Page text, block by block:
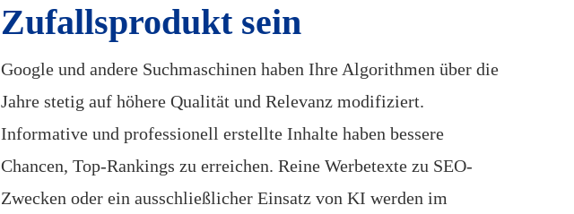
Zufallsprodukt sein
Google und andere Suchmaschinen haben Ihre Algorithmen über die
Jahre stetig auf höhere Qualität und Relevanz modifiziert.
Informative und professionell erstellte Inhalte haben bessere
Chancen, Top-Rankings zu erreichen. Reine Werbetexte zu SEO-
Zwecken oder ein ausschließlicher Einsatz von KI werden im